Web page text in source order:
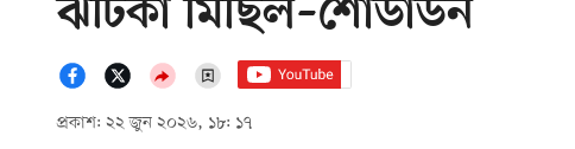
ঝটিকা মিছিল–শোডাউন
প্রকাশ: ২২ জুন ২০২৬, ১৮: ১৭